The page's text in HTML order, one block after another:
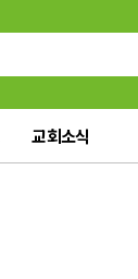
교회소식